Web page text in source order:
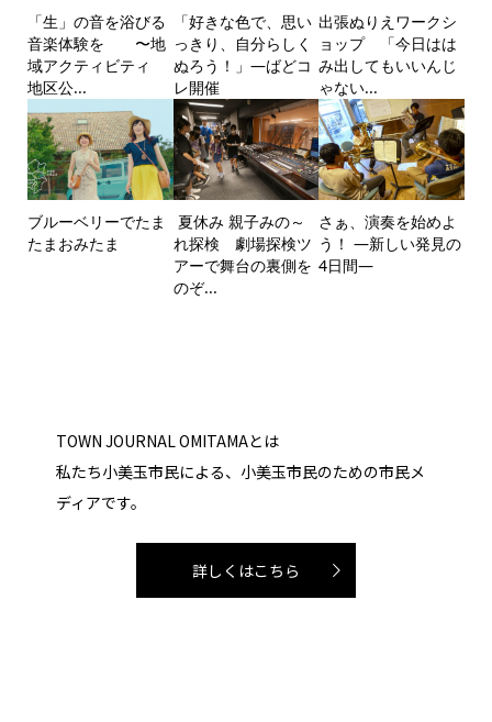
「生」の音を浴びる
音楽体験を 〜地
域アクティビティ
地区公...
「好きな色で、思い
っきり、自分らしく
ぬろう！」―ばどコ
レ開催
出張ぬりえワークシ
ョップ 「今日はは
み出してもいいんじ
ゃない...
ブルーベリーでたま
たまおみたま
夏休み 親子みの～
れ探検 劇場探検ツ
アーで舞台の裏側を
のぞ...
さぁ、演奏を始めよ
う！ ―新しい発見の
4日間―
TOWN JOURNAL OMITAMAとは
私たち小美玉市民による、小美玉市民のための市民メ
ディアです。
詳しくはこちら